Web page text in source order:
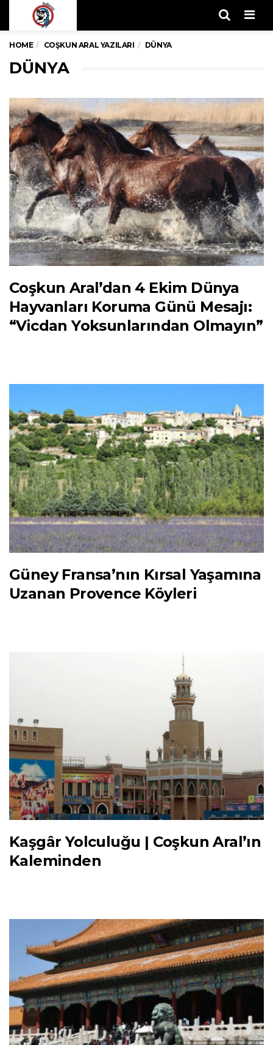
HOME COŞKUN ARAL YAZILARI DÜNYA
DÜNYA
Coşkun Aral’dan 4 Ekim Dünya
Hayvanları Koruma Günü Mesajı:
“Vicdan Yoksunlarından Olmayın”
Güney Fransa’nın Kırsal Yaşamına
Uzanan Provence Köyleri
Kaşgâr Yolculuğu | Coşkun Aral’ın
Kaleminden